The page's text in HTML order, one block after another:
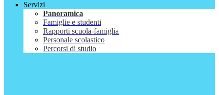
Servizi
Panoramica
Famiglie e studenti
Rapporti scuola-famiglia
Personale scolastico
Percorsi di studio